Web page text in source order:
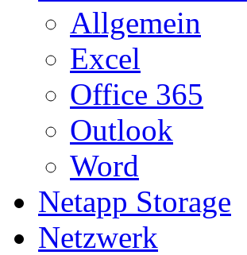
Allgemein
Excel
Office 365
Outlook
Word
Netapp Storage
Netzwerk